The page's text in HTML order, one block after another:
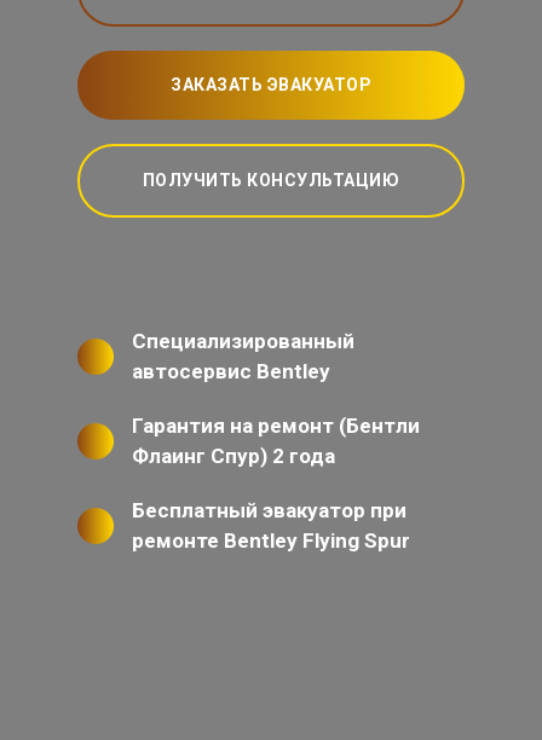
ЗАКАЗАТЬ ЭВАКУАТОР
ПОЛУЧИТЬ КОНСУЛЬТАЦИЮ
Специализированный
автосервис Bentley
Гарантия на ремонт (Бентли
Флаинг Спур) 2 года
Бесплатный эвакуатор при
ремонте Bentley Flying Spur